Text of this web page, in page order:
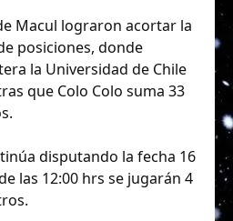
Macul lograron acortar la
posiciones, donde
la Universidad de Chile
que Colo Colo suma 33
disputando la fecha 16
las 12:00 hrs se jugarán 4